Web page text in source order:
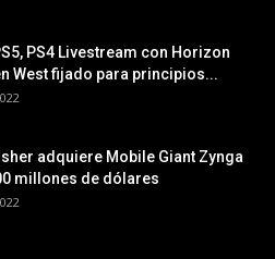
PS4 Livestream con Horizon
West fijado para principios...
adquiere Mobile Giant Zynga
millones de dólares